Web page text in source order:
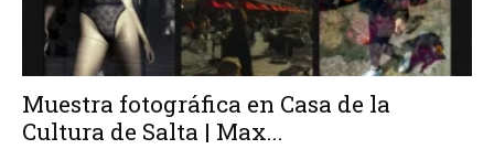
Muestra fotográfica en Casa de la
Cultura de Salta | Max...